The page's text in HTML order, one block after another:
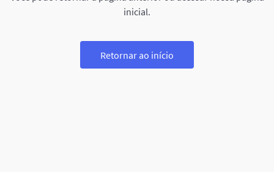
inicial.
Retornar ao início